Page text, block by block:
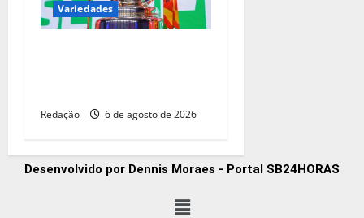
Variedades
Redação 6 de agosto de 2026
Desenvolvido por Dennis Moraes - Portal SB24HORAS